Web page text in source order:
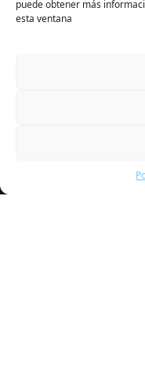
puede obtener más
esta ventana